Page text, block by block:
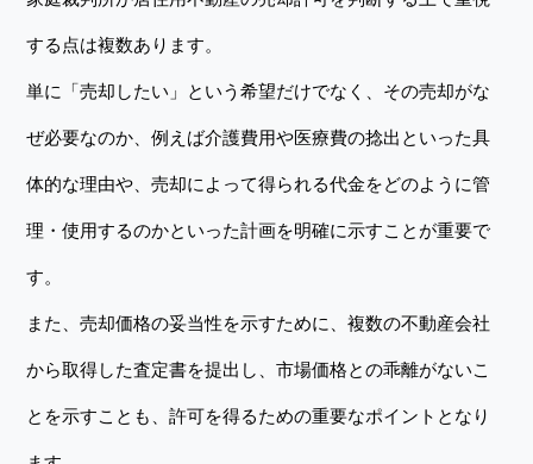
する点は複数あります。
単に「売却したい」という希望だけでなく、その売却がな
ぜ必要なのか、例えば介護費用や医療費の捻出といった具
体的な理由や、売却によって得られる代金をどのように管
理・使用するのかといった計画を明確に示すことが重要で
す。
また、売却価格の妥当性を示すために、複数の不動産会社
から取得した査定書を提出し、市場価格との乖離がないこ
とを示すことも、許可を得るための重要なポイントとなり